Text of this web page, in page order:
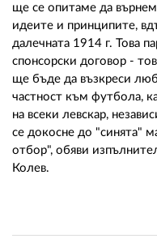
ще се опитаме да
идеите и принципите,
далечната 1914 г. Това
спонсорски договор -
ще бъде да възкреси
частност към футбола,
на всеки левскар,
се докосне до "синята"
отбор", обяви
Колев.